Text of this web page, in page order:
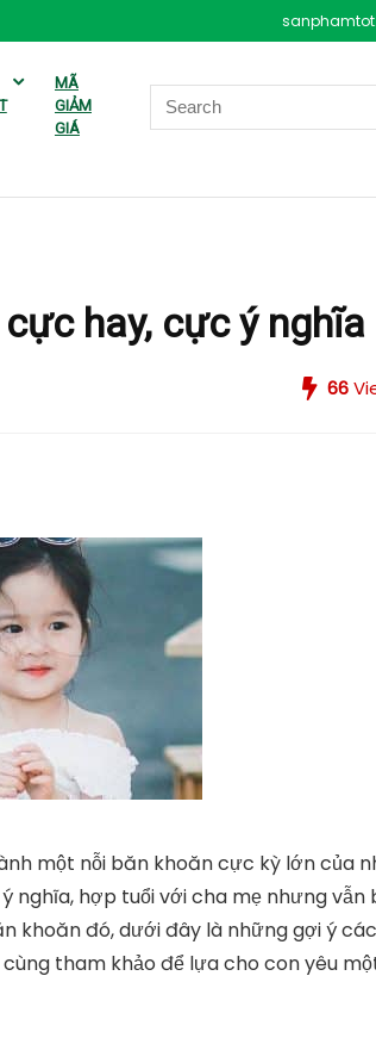
MÃ
GIẢM
GIÁ
hay, cực ý nghĩa
66
một nỗi băn khoăn cực kỳ lớn của
hợp tuổi với cha mẹ nhưng vẫn
khoăn đó, dưới đây là những gợi ý
tham khảo để lựa cho con yêu